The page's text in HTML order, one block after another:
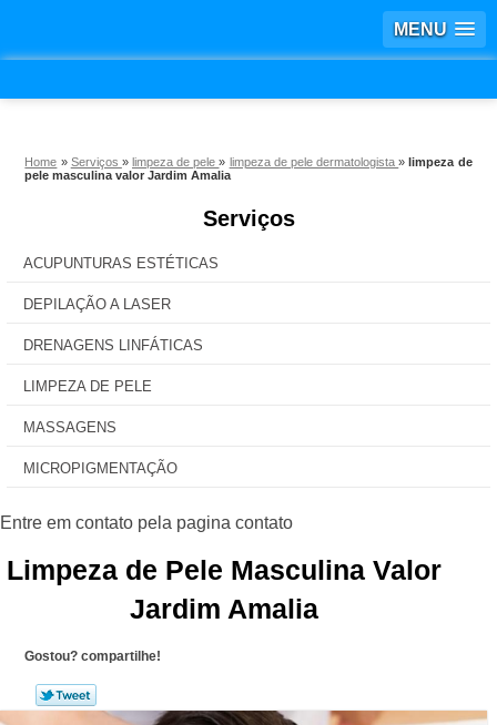
MENU
Home » Serviços »limpeza de pele» limpeza de pele dermatologista»limpeza de
pele masculina valor Jardim Amalia
Serviços
ACUPUNTURAS ESTÉTICAS
DEPILAÇÃO A LASER
DRENAGENS LINFÁTICAS
LIMPEZA DE PELE
MASSAGENS
MICROPIGMENTAÇÃO
Limpeza de Pele Masculina Valor
Jardim Amalia
Gostou? compartilhe!